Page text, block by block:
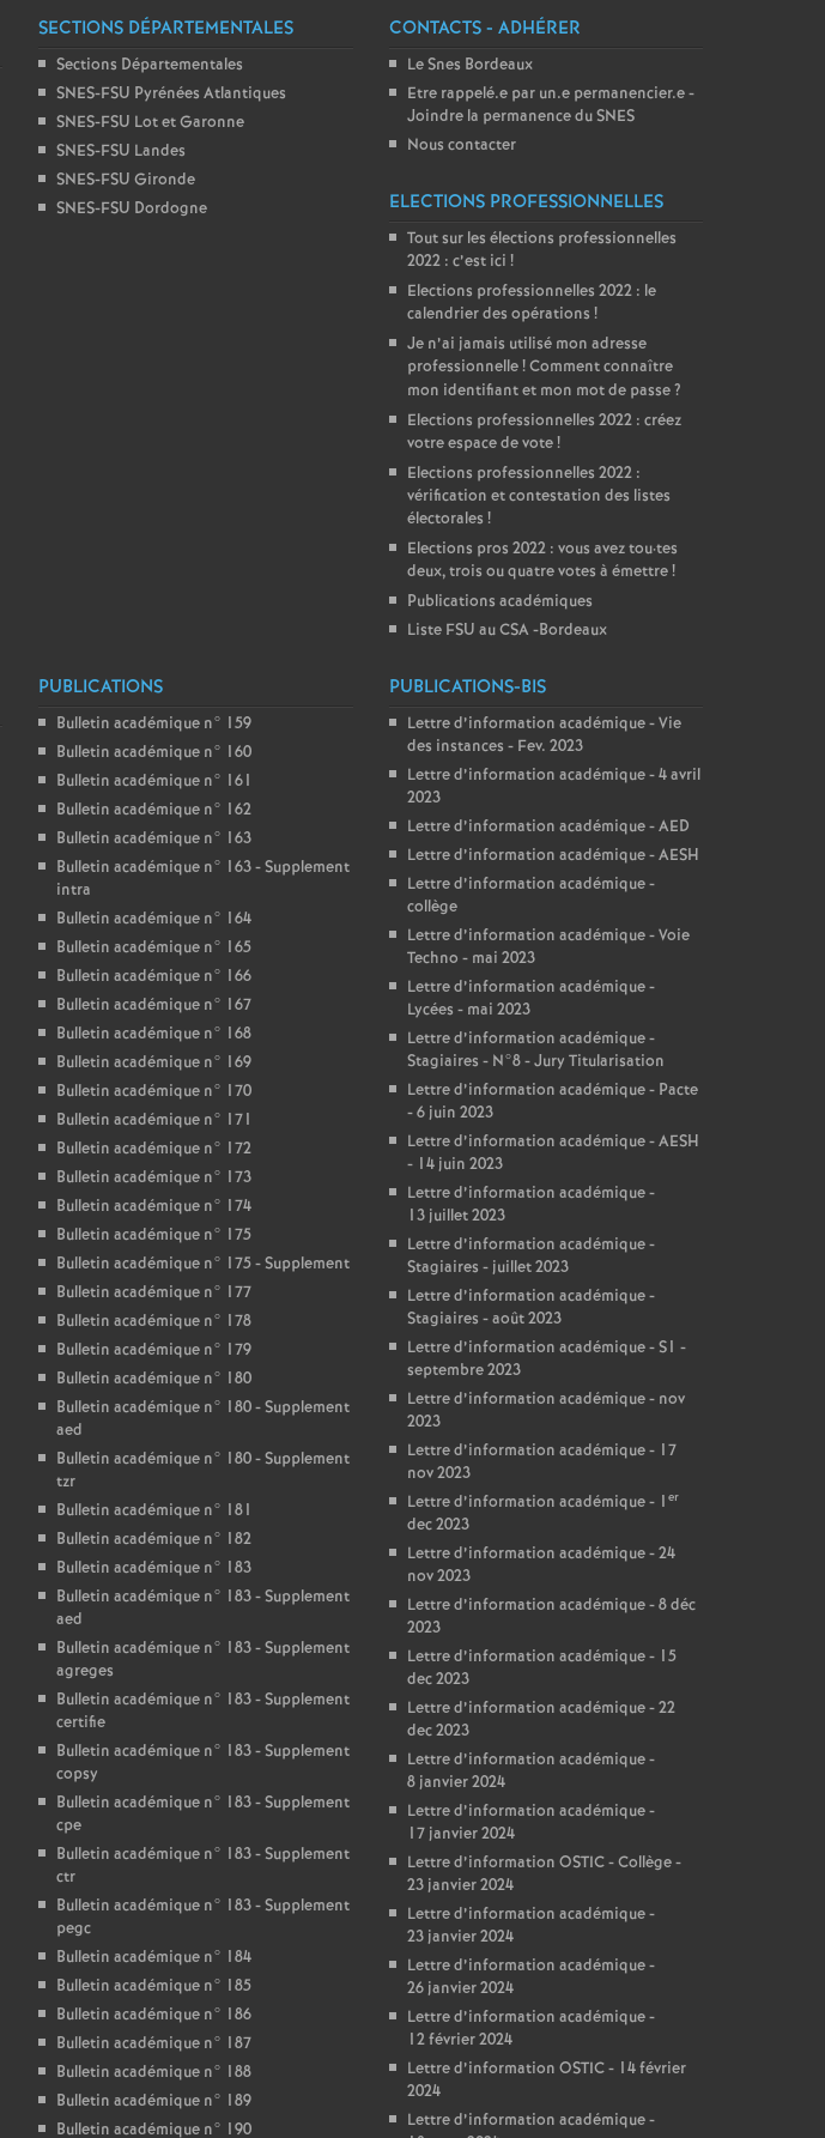
SECTIONS DÉPARTEMENTALES
Sections Départementales
SNES-FSU Pyrénées Atlantiques
SNES-FSU Lot et Garonne
SNES-FSU Landes
SNES-FSU Gironde
SNES-FSU Dordogne
CONTACTS - ADHÉRER
Le Snes Bordeaux
Etre rappelé.e par un.e permanencier.e -
Joindre la permanence du SNES
Nous contacter
ELECTIONS PROFESSIONNELLES
Tout sur les élections professionnelles
2022 : c’est ici !
Elections professionnelles 2022 : le
calendrier des opérations !
Je n’ai jamais utilisé mon adresse
professionnelle! Comment connaître
mon identifiant et mon mot de passe?
Elections professionnelles 2022 : créez
votre espace de vote!
Elections professionnelles 2022 :
vérification et contestation des listes
électorales !
Elections pros 2022 : vous avez tou·tes
deux, trois ou quatre votes à émettre!
Publications académiques
Liste FSU au CSA -Bordeaux
PUBLICATIONS
Bulletin académique n° 159
Bulletin académique n° 160
Bulletin académique n° 161
Bulletin académique n° 162
Bulletin académique n° 163
Bulletin académique n° 163 - Supplement
intra
Bulletin académique n° 164
Bulletin académique n° 165
Bulletin académique n° 166
Bulletin académique n° 167
Bulletin académique n° 168
Bulletin académique n° 169
Bulletin académique n° 170
Bulletin académique n° 171
Bulletin académique n° 172
Bulletin académique n° 173
Bulletin académique n° 174
Bulletin académique n° 175
Bulletin académique n° 175 - Supplement
Bulletin académique n° 177
Bulletin académique n° 178
Bulletin académique n° 179
Bulletin académique n° 180
Bulletin académique n° 180 - Supplement
aed
Bulletin académique n° 180 - Supplement
tzr
Bulletin académique n° 181
Bulletin académique n° 182
Bulletin académique n° 183
Bulletin académique n° 183 - Supplement
aed
Bulletin académique n° 183 - Supplement
agreges
Bulletin académique n° 183 - Supplement
certifie
Bulletin académique n° 183 - Supplement
copsy
Bulletin académique n° 183 - Supplement
cpe
Bulletin académique n° 183 - Supplement
ctr
Bulletin académique n° 183 - Supplement
pegc
Bulletin académique n° 184
Bulletin académique n° 185
Bulletin académique n° 186
Bulletin académique n° 187
Bulletin académique n° 188
Bulletin académique n° 189
Bulletin académique n° 190
PUBLICATIONS-BIS
Lettre d’information académique - Vie
des instances - Fev. 2023
Lettre d’information académique - 4 avril
2023
Lettre d’information académique - AED
Lettre d’information académique - AESH
Lettre d’information académique -
collège
Lettre d’information académique - Voie
Techno - mai 2023
Lettre d’information académique -
Lycées - mai 2023
Lettre d’information académique -
Stagiaires - N°8 - Jury Titularisation
Lettre d’information académique - Pacte
- 6 juin 2023
Lettre d’information académique - AESH
- 14 juin 2023
Lettre d’information académique -
13 juillet 2023
Lettre d’information académique -
Stagiaires - juillet 2023
Lettre d’information académique -
Stagiaires - août 2023
Lettre d’information académique - S1 -
septembre 2023
Lettre d’information académique - nov
2023
Lettre d’information académique - 17
nov 2023
Lettre d’information académique - 1 er
dec 2023
Lettre d’information académique - 24
nov 2023
Lettre d’information académique - 8 déc
2023
Lettre d’information académique - 15
dec 2023
Lettre d’information académique - 22
dec 2023
Lettre d’information académique -
8 janvier 2024
Lettre d’information académique -
17 janvier 2024
Lettre d’information OSTIC - Collège -
23 janvier 2024
Lettre d’information académique -
23 janvier 2024
Lettre d’information académique -
26 janvier 2024
Lettre d’information académique -
12 février 2024
Lettre d’information OSTIC - 14 février
2024
Lettre d’information académique -